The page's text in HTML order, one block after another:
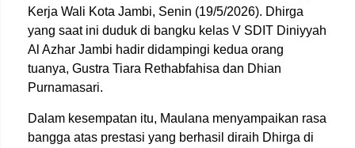
Kerja Wali Kota Jambi, Senin (19/5/2026). Dhirga
yang saat ini duduk di bangku kelas V SDIT Diniyyah
Al Azhar Jambi hadir didampingi kedua orang
tuanya, Gustra Tiara Rethabfahisa dan Dhian
Purnamasari.
Dalam kesempatan itu, Maulana menyampaikan rasa
bangga atas prestasi yang berhasil diraih Dhirga di